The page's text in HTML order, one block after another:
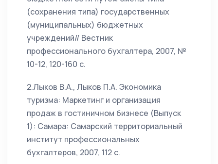
(сохранения типа) государственных
(муниципальных) бюджетных
учреждений// Вестник
профессионального бухгалтера, 2007, №
10-12, 120-160 с.
2.Лыков В.А., Лыков П.А. Экономика
туризма: Маркетинг и организация
продаж в гостиничном бизнесе (Выпуск
1): Самара: Самарский территориальный
институт профессиональных
бухгалтеров, 2007, 112 с.